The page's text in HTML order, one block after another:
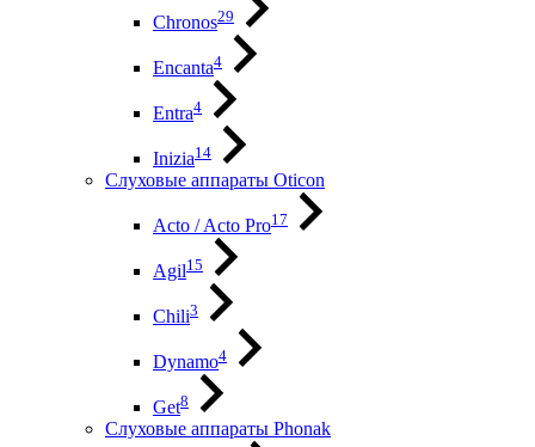
Chronos29
Encanta4
Entra4
Inizia14
Слуховые аппараты Oticon
Acto / Acto Pro17
Agil15
Chili3
Dynamo4
Get8
Слуховые аппараты Phonak